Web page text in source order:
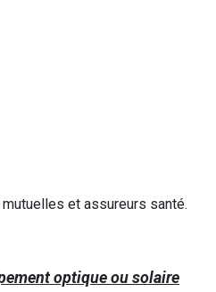
et assureurs santé.
optique ou solaire